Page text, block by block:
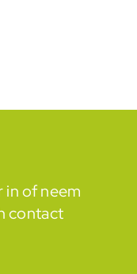
of neem
contact